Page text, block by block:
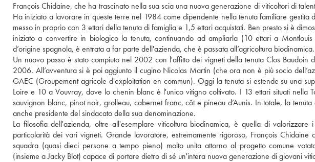
François Chidaine, che ha trascinato nella sua scia una nuova generazione di viticoltori di
Ha iniziato a lavorare in queste terre nel 1984 come dipendente nella tenuta familiare
messo in proprio con 3 ettari della tenuta di famiglia e 1,5 ettari acquistati. Ben presto si è
iniziato a convertire in biologico la tenuta, continuando ad ampliarla (10 ettari a
d’origine spagnola, è entrata a far parte dell'azienda, che è passata all’agricoltura biodinamica.
Un nuovo passo è stato compiuto nel 2002 con l'affitto dei vigneti della tenuta Clos Baudoin
2006. All’avventura si è poi aggiunto il cugino Nicolas Martin (che ora non è più socio
GAEC (Groupement agricole d'exploitation en commun). Oggi la tenuta si estende su una
Loire e 10 a Vouvray, dove lo chenin blanc è l'unico vitigno coltivato. I 13 ettari situati nella
sauvignon blanc, pinot noir, grolleau, cabernet franc, côt e pineau d’Aunis. In totale, la
anche presidente del sindacato della sua denominazione.
La filosofia dell'azienda, oltre all'esemplare viticoltura biodinamica, è quella di
particolarità dei vari vigneti. Grande lavoratore, estremamente rigoroso, François
squadra (quasi dieci persone a tempo pieno) molto unita attorno al progetto comune
(insieme a Jacky Blot) capace di portare dietro di sé un'intera nuova generazione di giovani